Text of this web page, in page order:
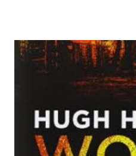
potete capire le mie
la ce avesse deciso di
probabilmente lo avrei
succede un bel niente. E non
finisce esattamente nel bel
"mezzo" della storia? Questa